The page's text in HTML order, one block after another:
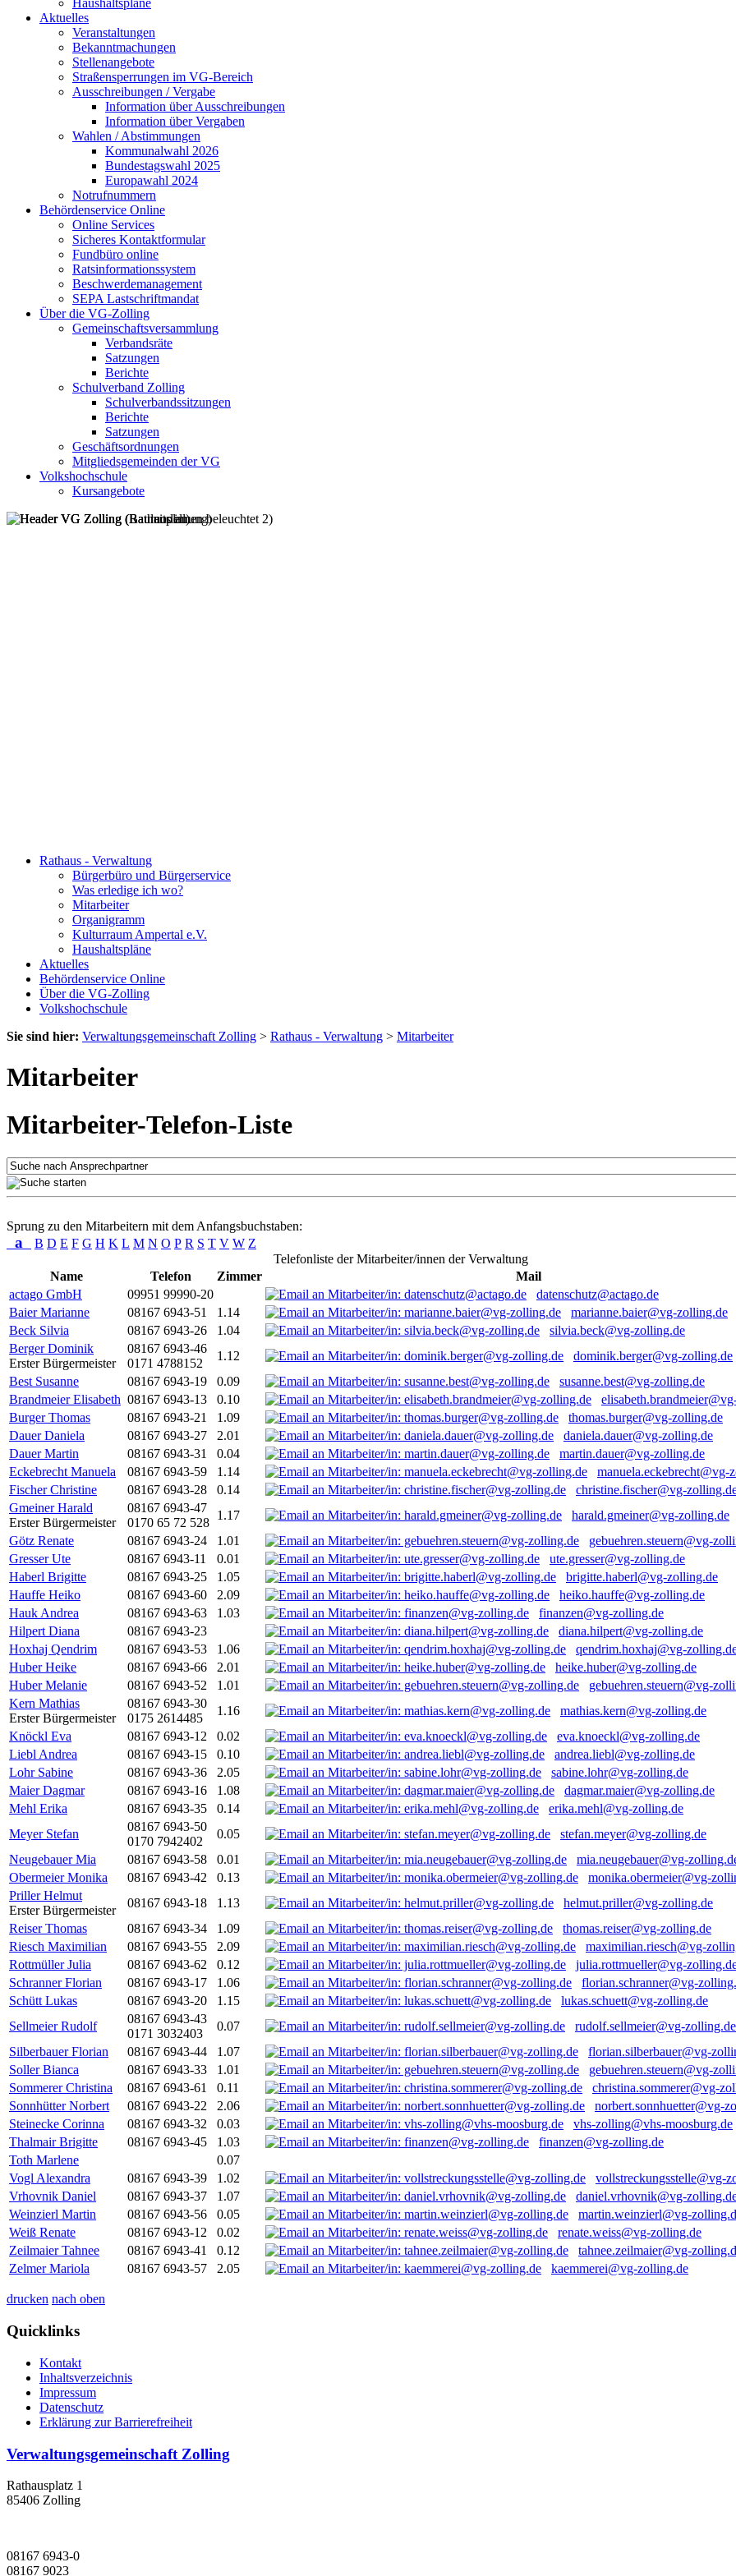
Haushaltspläne
Aktuelles
Veranstaltungen
Bekanntmachungen
Stellenangebote
Straßensperrungen im VG-Bereich
Ausschreibungen / Vergabe
Information über Ausschreibungen
Information über Vergaben
Wahlen / Abstimmungen
Kommunalwahl 2026
Bundestagswahl 2025
Europawahl 2024
Notrufnummern
Behördenservice Online
Online Services
Sicheres Kontaktformular
Fundbüro online
Ratsinformationssystem
Beschwerdemanagement
SEPA Lastschriftmandat
Über die VG-Zolling
Gemeinschaftsversammlung
Verbandsräte
Satzungen
Berichte
Schulverband Zolling
Schulverbandssitzungen
Berichte
Satzungen
Geschäftsordnungen
Mitgliedsgemeinden der VG
Volkshochschule
Kursangebote
Rathaus - Verwaltung
Bürgerbüro und Bürgerservice
Was erledige ich wo?
Mitarbeiter
Organigramm
Kulturraum Ampertal e.V.
Haushaltspläne
Aktuelles
Behördenservice Online
Über die VG-Zolling
Volkshochschule
Sie sind hier: Verwaltungsgemeinschaft Zolling > Rathaus - Verwaltung > Mitarbeiter
Mitarbeiter
Mitarbeiter-Telefon-Liste
Sprung zu den Mitarbeitern mit dem Anfangsbuchstaben:
a B D E F G H K L M N O P R S T V W Z
Telefonliste der Mitarbeiter/innen der Verwaltung
Name
Telefon Zimmer
Mail
actago GmbH
09951 99990-20
datenschutz@actago.de
Baier Marianne
08167 6943-51 1.14
marianne.baier@vg-zolling.de
Beck Silvia
08167 6943-26 1.04
silvia.beck@vg-zolling.de
Berger Dominik
Erster Bürgermeister
08167 6943-46
0171 4788152
1.12
dominik.berger@vg-zolling.de
Best Susanne
08167 6943-19 0.09
susanne.best@vg-zolling.de
Brandmeier Elisabeth 08167 6943-13 0.10
Burger Thomas
08167 6943-21 1.09
thomas.burger@vg-zolling.de
Dauer Daniela
08167 6943-27 2.01
daniela.dauer@vg-zolling.de
Dauer Martin
08167 6943-31 0.04
martin.dauer@vg-zolling.de
Eckebrecht Manuela
08167 6943-59 1.14
manuela.eckebrecht@vg-
Fischer Christine
08167 6943-28 0.14
christine.fischer@vg-
Gmeiner Harald
Erster Bürgermeister
08167 6943-47
0170 65 72 528
1.17
harald.gmeiner@vg-zolling.de
Götz Renate
08167 6943-24 1.01
gebuehren.steuern@vg-
Gresser Ute
08167 6943-11 0.01
ute.gresser@vg-zolling.de
Haberl Brigitte
08167 6943-25 1.05
brigitte.haberl@vg-zolling.de
Hauffe Heiko
08167 6943-60 2.09
heiko.hauffe@vg-zolling.de
Hauk Andrea
08167 6943-63 1.03
finanzen@vg-zolling.de
Hilpert Diana
08167 6943-23
diana.hilpert@vg-zolling.de
Hoxhaj Qendrim
08167 6943-53 1.06
qendrim.hoxhaj@vg-
Huber Heike
08167 6943-66 2.01
heike.huber@vg-zolling.de
Huber Melanie
08167 6943-52 1.01
gebuehren.steuern@vg-
Kern Mathias
Erster Bürgermeister
08167 6943-30
0175 2614485
1.16
mathias.kern@vg-zolling.de
Knöckl Eva
08167 6943-12 0.02
eva.knoeckl@vg-zolling.de
Liebl Andrea
08167 6943-15 0.10
andrea.liebl@vg-zolling.de
Lohr Sabine
08167 6943-36 2.05
sabine.lohr@vg-zolling.de
Maier Dagmar
08167 6943-16 1.08
dagmar.maier@vg-zolling.de
Mehl Erika
08167 6943-35 0.14
erika.mehl@vg-zolling.de
Meyer Stefan
08167 6943-50
0170 7942402
0.05
stefan.meyer@vg-zolling.de
Neugebauer Mia
08167 6943-58 0.01
mia.neugebauer@vg-
Obermeier Monika
08167 6943-42 0.13
monika.obermeier@vg-
Priller Helmut
Erster Bürgermeister
08167 6943-18 1.13
helmut.priller@vg-zolling.de
Reiser Thomas
08167 6943-34 1.09
thomas.reiser@vg-zolling.de
Riesch Maximilian
08167 6943-55 2.09
maximilian.riesch@vg-
Rottmüller Julia
08167 6943-62 0.12
julia.rottmueller@vg-
Schranner Florian
08167 6943-17 1.06
florian.schranner@vg-
Schütt Lukas
08167 6943-20 1.15
lukas.schuett@vg-zolling.de
Sellmeier Rudolf
08167 6943-43
0171 3032403
0.07
rudolf.sellmeier@vg-zolling.de
Silberbauer Florian
08167 6943-44 1.07
florian.silberbauer@vg-
Soller Bianca
08167 6943-33 1.01
gebuehren.steuern@vg-
Sommerer Christina
08167 6943-61 0.11
christina.sommerer@vg-
Sonnhütter Norbert
08167 6943-22 2.06
norbert.sonnhuetter@vg-
Steinecke Corinna
08167 6943-32 0.03
vhs-zolling@vhs-moosburg.de
Thalmair Brigitte
08167 6943-45 1.03
finanzen@vg-zolling.de
Toth Marlene
0.07
Vogl Alexandra
08167 6943-39 1.02
vollstreckungsstelle@vg-
Vrhovnik Daniel
08167 6943-37 1.07
daniel.vrhovnik@vg-
Weinzierl Martin
08167 6943-56 0.05
martin.weinzierl@vg-
Weiß Renate
08167 6943-12 0.02
renate.weiss@vg-zolling.de
Zeilmaier Tahnee
08167 6943-41 0.12
tahnee.zeilmaier@vg-
Zelmer Mariola
08167 6943-57 2.05 kaemmerei@vg-zolling.de
drucken nach oben
Quicklinks
Kontakt
Inhaltsverzeichnis
Impressum
Datenschutz
Erklärung zur Barrierefreiheit
Verwaltungsgemeinschaft Zolling
Rathausplatz 1
85406 Zolling
08167 6943-0
08167 9023